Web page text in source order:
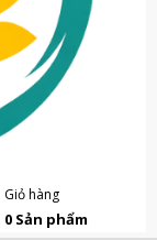
Giỏ hàng
0 Sản phẩm